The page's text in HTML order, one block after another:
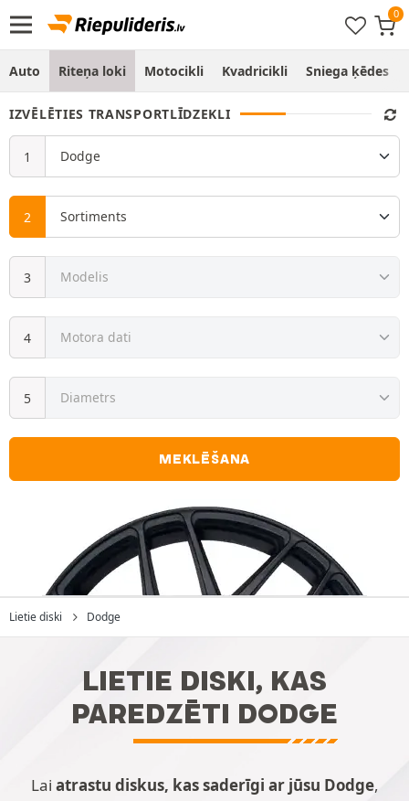
Auto Riteņa loki Motocikli Kvadricikli Sniega ķēdes
IZVĒLĒTIES TRANSPORTLĪDZEKLI
MEKLĒŠANA
Lietie diski Dodge
LIETIE DISKI, KAS
PAREDZĒTI DODGE
Lai atrastu diskus, kas saderīgi ar jūsu Dodge,